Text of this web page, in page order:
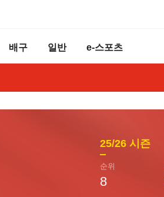
배구 일반 e-스포츠
25/26 시즌
순위
8